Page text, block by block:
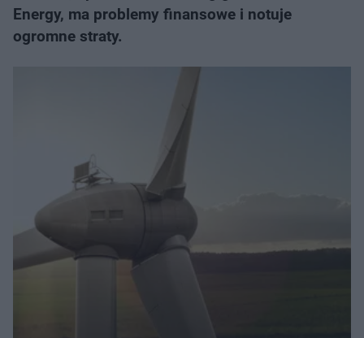
Energy, ma problemy finansowe i notuje
ogromne straty.